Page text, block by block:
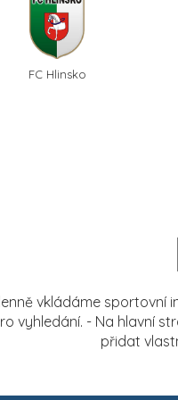
FC Hlinsko
vkládáme sportovní
vyhledání. - Na hlavní
přidat